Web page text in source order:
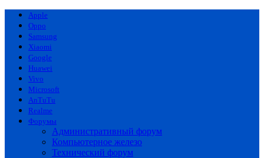
Apple
Oppo
Samsung
Xiaomi
Google
Huawei
Vivo
Microsoft
AnTuTu
Realme
Форумы
Административный форум
Компьютерное железо
Технический форум